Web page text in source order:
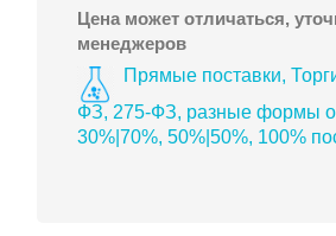
Цена может отличаться,
менеджеров
Прямые поставки,
ФЗ, 275-ФЗ, разные формы
30%|70%, 50%|50%, 100%